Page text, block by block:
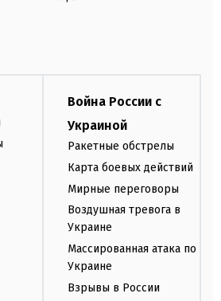
Война России с
Украиной
Ракетные обстрелы
Карта боевых действий
Мирные переговоры
Воздушная тревога в
Украине
Массированная атака по
Украине
Взрывы в России